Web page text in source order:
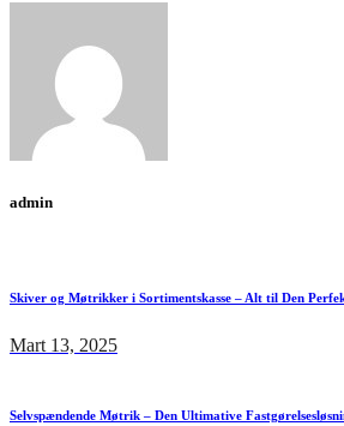
admin
Skiver og Møtrikker i Sortimentskasse – Alt til Den
Mart 13, 2025
Selvspændende Møtrik – Den Ultimative